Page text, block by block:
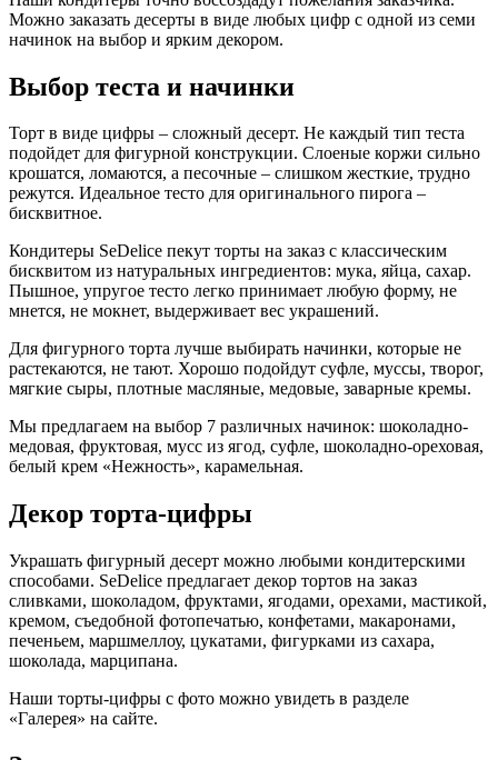
Можно заказать десерты в виде любых цифр с одной из семи
начинок на выбор и ярким декором.
Выбор теста и начинки
Торт в виде цифры – сложный десерт. Не каждый тип теста
подойдет для фигурной конструкции. Слоеные коржи сильно
крошатся, ломаются, а песочные – слишком жесткие, трудно
режутся. Идеальное тесто для оригинального пирога –
бисквитное.
Кондитеры SeDelice пекут торты на заказ с классическим
бисквитом из натуральных ингредиентов: мука, яйца, сахар.
Пышное, упругое тесто легко принимает любую форму, не
мнется, не мокнет, выдерживает вес украшений.
Для фигурного торта лучше выбирать начинки, которые не
растекаются, не тают. Хорошо подойдут суфле, муссы, творог,
мягкие сыры, плотные масляные, медовые, заварные кремы.
Мы предлагаем на выбор 7 различных начинок: шоколадно-
медовая, фруктовая, мусс из ягод, суфле, шоколадно-ореховая,
белый крем «Нежность», карамельная.
Декор торта-цифры
Украшать фигурный десерт можно любыми кондитерскими
способами. SeDelice предлагает декор тортов на заказ
сливками, шоколадом, фруктами, ягодами, орехами, мастикой,
кремом, съедобной фотопечатью, конфетами, макаронами,
печеньем, маршмеллоу, цукатами, фигурками из сахара,
шоколада, марципана.
Наши торты-цифры с фото можно увидеть в разделе
«Галерея» на сайте.